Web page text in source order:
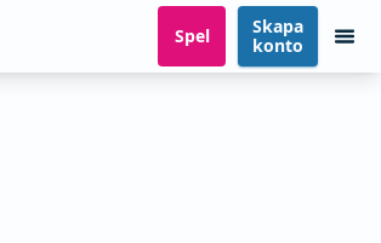
Spel
Skapa
konto